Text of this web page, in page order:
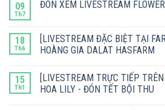
09
Th7
ĐÓN XEM LIVESTREAM
18
Th6
[LIVESTREAM ĐẶC BIỆT TẠI
HOÀNG GIA DALAT HASFARM
15
Th1
[LIVESTREAM TRỰC TIẾP
HOA LILY - ĐÓN TẾT BỘI THU